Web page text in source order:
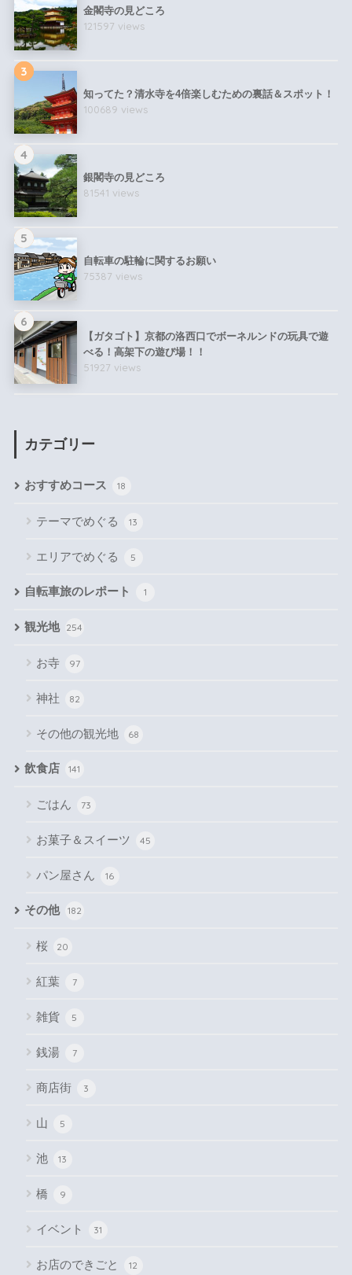
金閣寺の見どころ
121597 views
3
知ってた？清水寺を4倍楽しむための裏話＆スポット！
100689 views
4
銀閣寺の見どころ
81541 views
5
自転車の駐輪に関するお願い
75387 views
6
【ガタゴト】京都の洛西口でボーネルンドの玩具で遊
べる！高架下の遊び場！！
51927 views
カテゴリー
おすすめコース 18
テーマでめぐる 13
エリアでめぐる 5
自転車旅のレポート 1
観光地 254
お寺 97
神社 82
その他の観光地 68
飲食店 141
ごはん 73
お菓子＆スイーツ 45
パン屋さん 16
その他 182
桜 20
紅葉 7
雑貨 5
銭湯 7
商店街 3
山 5
池 13
橋 9
イベント 31
お店のできごと 12